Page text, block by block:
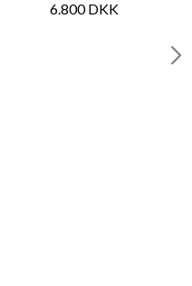
6.800DKK